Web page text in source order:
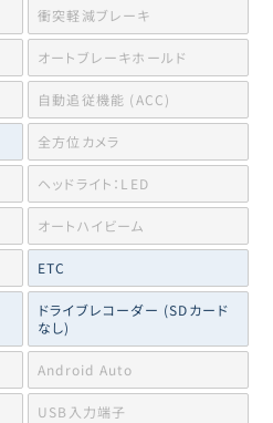
衝突軽減ブレーキ
オートブレーキホールド
自動追従機能 (ACC)
全方位カメラ
ヘッドライト：LED
オートハイビーム
ETC
ドライブレコーダー (SDカード
なし)
Android Auto
USB入力端子